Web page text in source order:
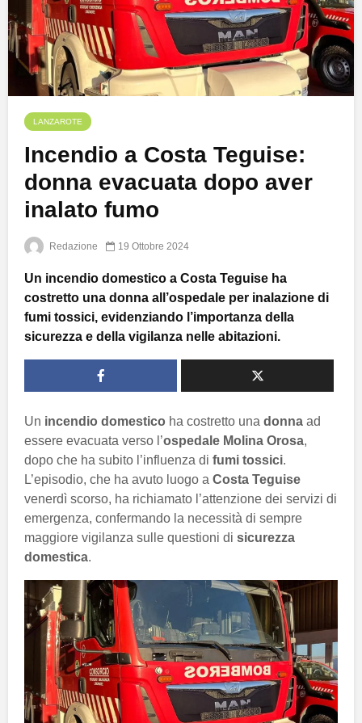
LANZAROTE
Incendio a Costa Teguise:
donna evacuata dopo aver
inalato fumo
Redazione 19 Ottobre 2024
Un incendio domestico a Costa Teguise ha
costretto una donna all’ospedale per inalazione di
fumi tossici, evidenziando l’importanza della
sicurezza e della vigilanza nelle abitazioni.
Un incendio domestico ha costretto una donna ad
essere evacuata verso l’ospedale Molina Orosa,
dopo che ha subito l’influenza di fumi tossici.
L’episodio, che ha avuto luogo a Costa Teguise
venerdì scorso, ha richiamato l’attenzione dei servizi di
emergenza, confermando la necessità di sempre
maggiore vigilanza sulle questioni di sicurezza
domestica.